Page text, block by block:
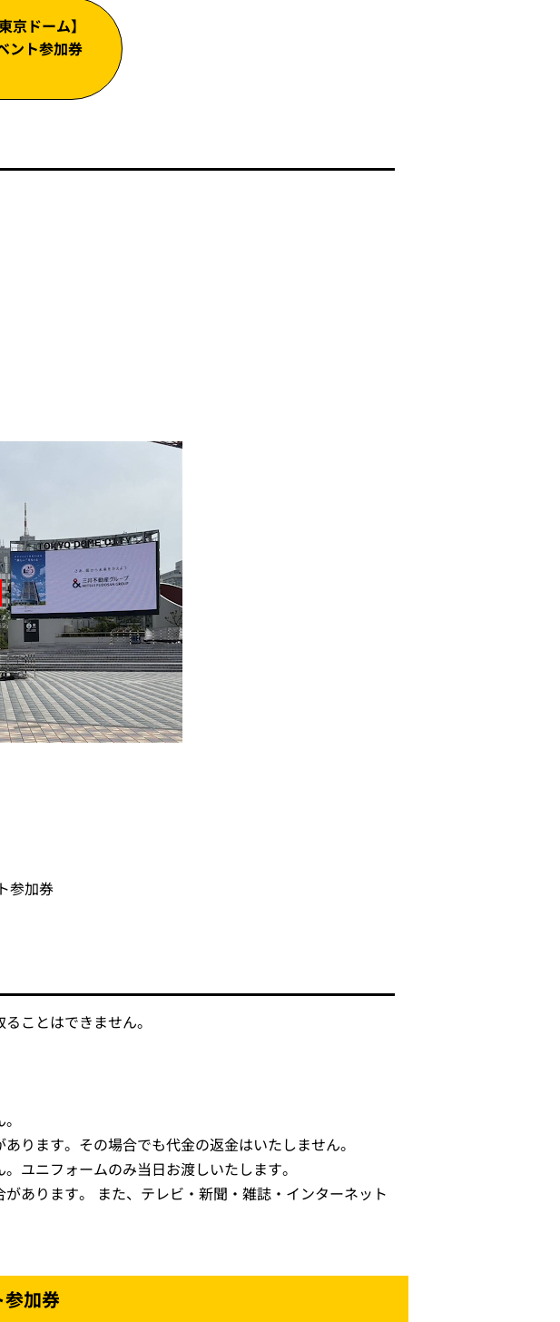
京ドーム】
ント参加券
参加券
ことはできません。
ります。その場合でも代金の返金はいたしません。
ユニフォームのみ当日お渡しいたします。
あります。 また、テレビ・新聞・雑誌・インターネット
参加券